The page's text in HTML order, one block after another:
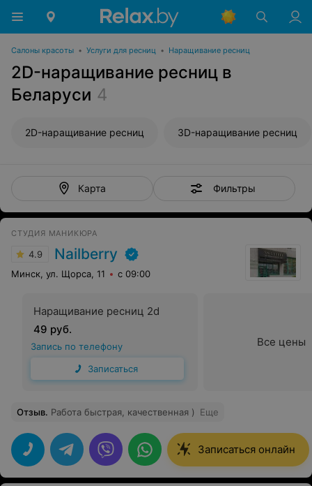
Салоны красоты • Услуги для ресниц • Наращивание ресниц
2D-наращивание ресниц в
Беларуси 4
2D-наращивание ресниц 3D-наращивание ресниц
Карта Фильтры
СТУДИЯ МАНИКЮРА
4.9 Nailberry
Минск, ул. Щорса, 11 с 09:00
Наращивание ресниц 2d
49 руб.
Запись по телефону
Записаться
Все цены
Отзыв. Работа быстрая, качественная ) Еще
Записаться онлайн